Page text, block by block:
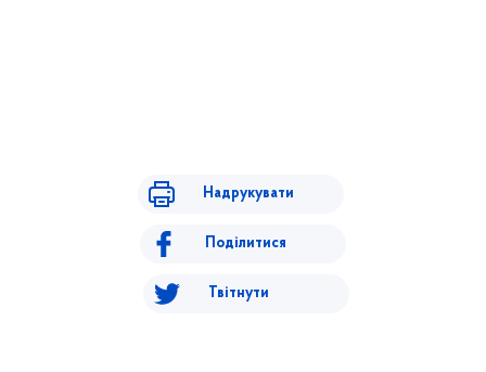
Надрукувати
Поділитися
Твітнути